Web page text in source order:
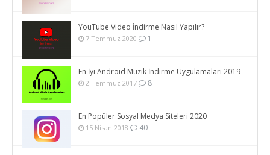
YouTube Video İndirme Nasıl Yapılır?
7 Temmuz 2020 1
En İyi Android Müzik İndirme Uygulamaları 2019
2 Temmuz 2017 8
En Popüler Sosyal Medya Siteleri 2020
15 Nisan 2018 40